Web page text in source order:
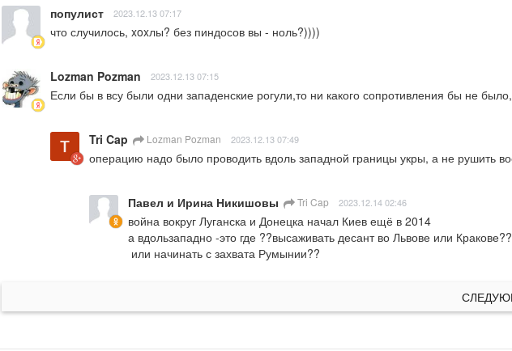
популист 2023.12.13 07:17
что случилось, xoxлы? без пиндосов вы - ноль?))))
Lozman Pozman 2023.12.13 07:15
Если бы в всу были одни западенские рогули,то ни какого сопротивления бы не
Tri Cap Lozman Pozman 2023.12.13 07:49
операцию надо было проводить вдоль западной границы укры, а не рушить
Павел и Ирина Никишовы Tri Cap 2023.12.14 02:46
война вокруг Луганска и Донецка начал Киев ещё в 2014
а вдользападно -это где ??высаживать десант во Львове или
или начинать с захвата Румынии??